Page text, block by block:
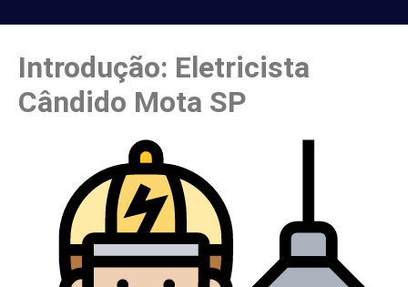
Introdução: Eletricista
Cândido Mota SP